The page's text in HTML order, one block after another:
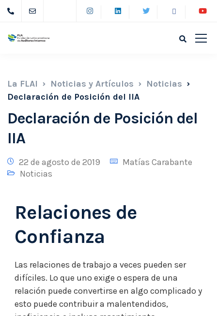
La FLAI Noticias y Artículos
Noticias
Declaración de Posición del IIA
Declaración de Posición del
IIA
22 de agosto de 2019
Matías Carabante
Noticias
Relaciones de
Confianza
Las relaciones de trabajo a veces pueden ser
difíciles. Lo que uno exige o espera de una
relación puede convertirse en algo complicado y
esto puede contribuir a malentendidos,